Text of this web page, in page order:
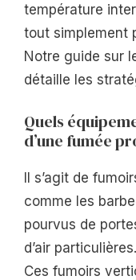
température
tout simplement
Notre guide sur
détaille les
Quels
d’une fumée
Il s’agit de
comme les
pourvus de
d’air particulières.
Ces fumoirs